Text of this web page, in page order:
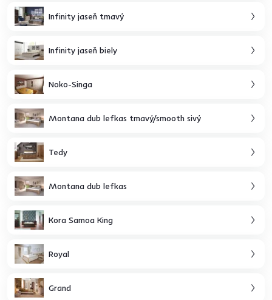
Infinity jaseň tmavý
Infinity jaseň biely
Noko-Singa
Montana dub lefkas tmavý/smooth sivý
Tedy
Montana dub lefkas
Kora Samoa King
Royal
Grand